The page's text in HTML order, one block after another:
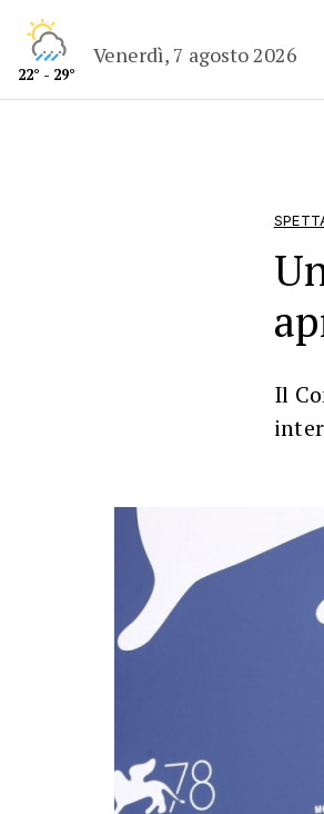
22° - 29°
Venerdì, 7 agosto 2026
Il